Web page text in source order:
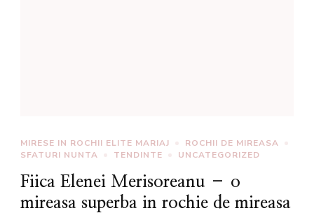
MIRESE IN ROCHII ELITE MARIAJ
ROCHII DE MIREASA
SFATURI NUNTA
TENDINTE UNCATEGORIZED
Fiica Elenei Merisoreanu – o
mireasa superba in rochie de mireasa